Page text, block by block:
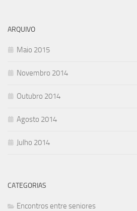
ARQUIVO
Maio 2015
Novembro 2014
Outubro 2014
Agosto 2014
Julho 2014
CATEGORIAS
Encontros entre seniores